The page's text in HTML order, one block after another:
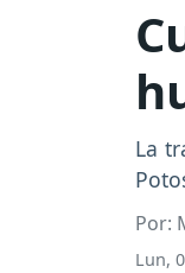
La
Por:
Lun,